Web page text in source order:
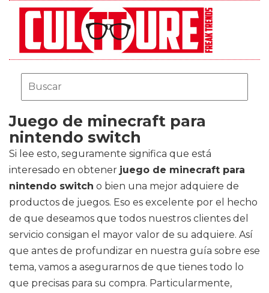
Juego de minecraft para
nintendo switch
Si lee esto, seguramente significa que está
interesado en obtener juego de minecraft para
nintendo switch o bien una mejor adquiere de
productos de juegos. Eso es excelente por el hecho
de que deseamos que todos nuestros clientes del
servicio consigan el mayor valor de su adquiere. Así
que antes de profundizar en nuestra guía sobre ese
tema, vamos a asegurarnos de que tienes todo lo
que precisas para su compra. Particularmente,